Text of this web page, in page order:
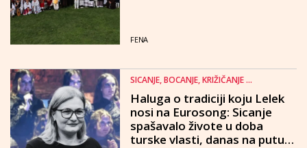
FENA
SICANJE, BOCANJE, KRIŽIČANJE ...
Haluga o tradiciji koju Lelek
nosi na Eurosong: Sicanje
spašavalo živote u doba
turske vlasti, danas na putu